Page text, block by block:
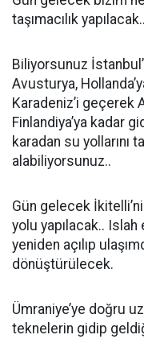
taşımacılık yapılacak..
Biliyorsunuz
Avusturya,
Karadeniz’i geçerek
Finlandiya’ya kadar
karadan su yollarını
alabiliyorsunuz..
Gün gelecek
yolu yapılacak..
yeniden açılıp
dönüştürülecek.
Ümraniye’ye doğru
teknelerin gidip